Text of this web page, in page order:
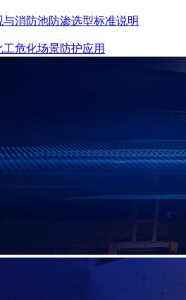
消防池防渗选型标准说明
危化场景防护应用